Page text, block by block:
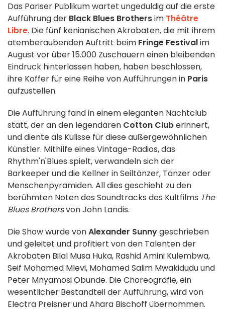
Das Pariser Publikum wartet ungeduldig auf die erste
Aufführung der Black Blues Brothersim Théâtre
Libre. Die fünf kenianischen Akrobaten, die mit ihrem
atemberaubenden Auftritt beim Fringe Festivalim
August vor über 15.000 Zuschauern einen bleibenden
Eindruck hinterlassen haben, haben beschlossen,
ihre Koffer für eine Reihe von Aufführungen in Paris
aufzustellen.
Die Aufführung fand in einem eleganten Nachtclub
statt, der an den legendären Cotton Cluberinnert,
und diente als Kulisse für diese außergewöhnlichen
Künstler. Mithilfe eines Vintage-Radios, das
Rhythm'n'Blues spielt, verwandeln sich der
Barkeeper und die Kellner in Seiltänzer, Tänzer oder
Menschenpyramiden. All dies geschieht zu den
berühmten Noten des Soundtracks des Kultfilms The
Blues Brothersvon John Landis.
Die Show wurde vonAlexander Sunnygeschrieben
und geleitet und profitiert von den Talenten der
Akrobaten Bilal Musa Huka, Rashid Amini Kulembwa,
Seif Mohamed Mlevi, Mohamed Salim Mwakidudu und
Peter Mnyamosi Obunde. Die Choreografie, ein
wesentlicher Bestandteil der Aufführung, wird von
Electra Preisner und Ahara Bischoff übernommen.